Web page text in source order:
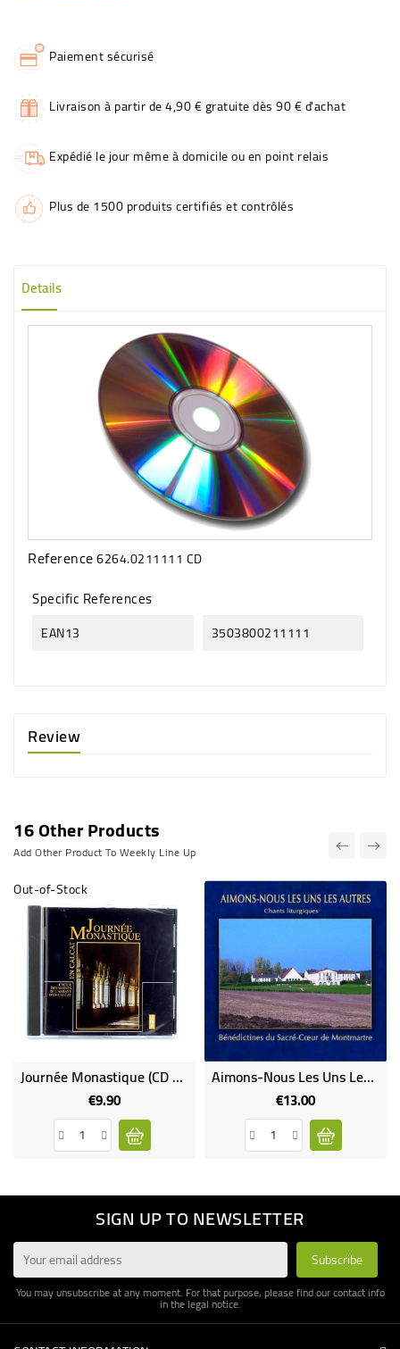
Paiement sécurisé
Livraison à partir de 4,90 € gratuite dès 90 € d'achat
Expédié le jour même à domicile ou en point relais
Plus de 1500 produits certifiés et contrôlés
Details
Reference6264.0211111 CD
Specific References
EAN13 3503800211111
Review
16 Other Products
Add Other Product To Weekly Line Up
Out-of-Stock
Journée Monastique (CD Occasion)
€9.90Price
Aimons-Nous Les Uns Les Autres - Sacré Coeur De Montmartre
€13.00Price
SIGN UP TO NEWSLETTER
You may unsubscribe at any moment. For that purpose, please find our contact info
in the legal notice.